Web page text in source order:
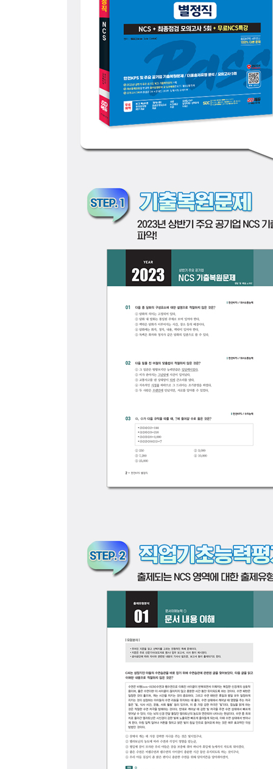
제1회 최종점검 모의고사
제2회 최종점검 모의고사
제3회 최종점검 모의고사
PART 3 채용 가이드
CHAPTER 01 블라인드 채용 소개
CHAPTER 02 서류전형 가이드
정답 및 해설
Add+ 2023년 상반기 주요 공기업 NCS 기출복원문
PART 1 직업기초능력평가
PART 2 최종점검 모의고사